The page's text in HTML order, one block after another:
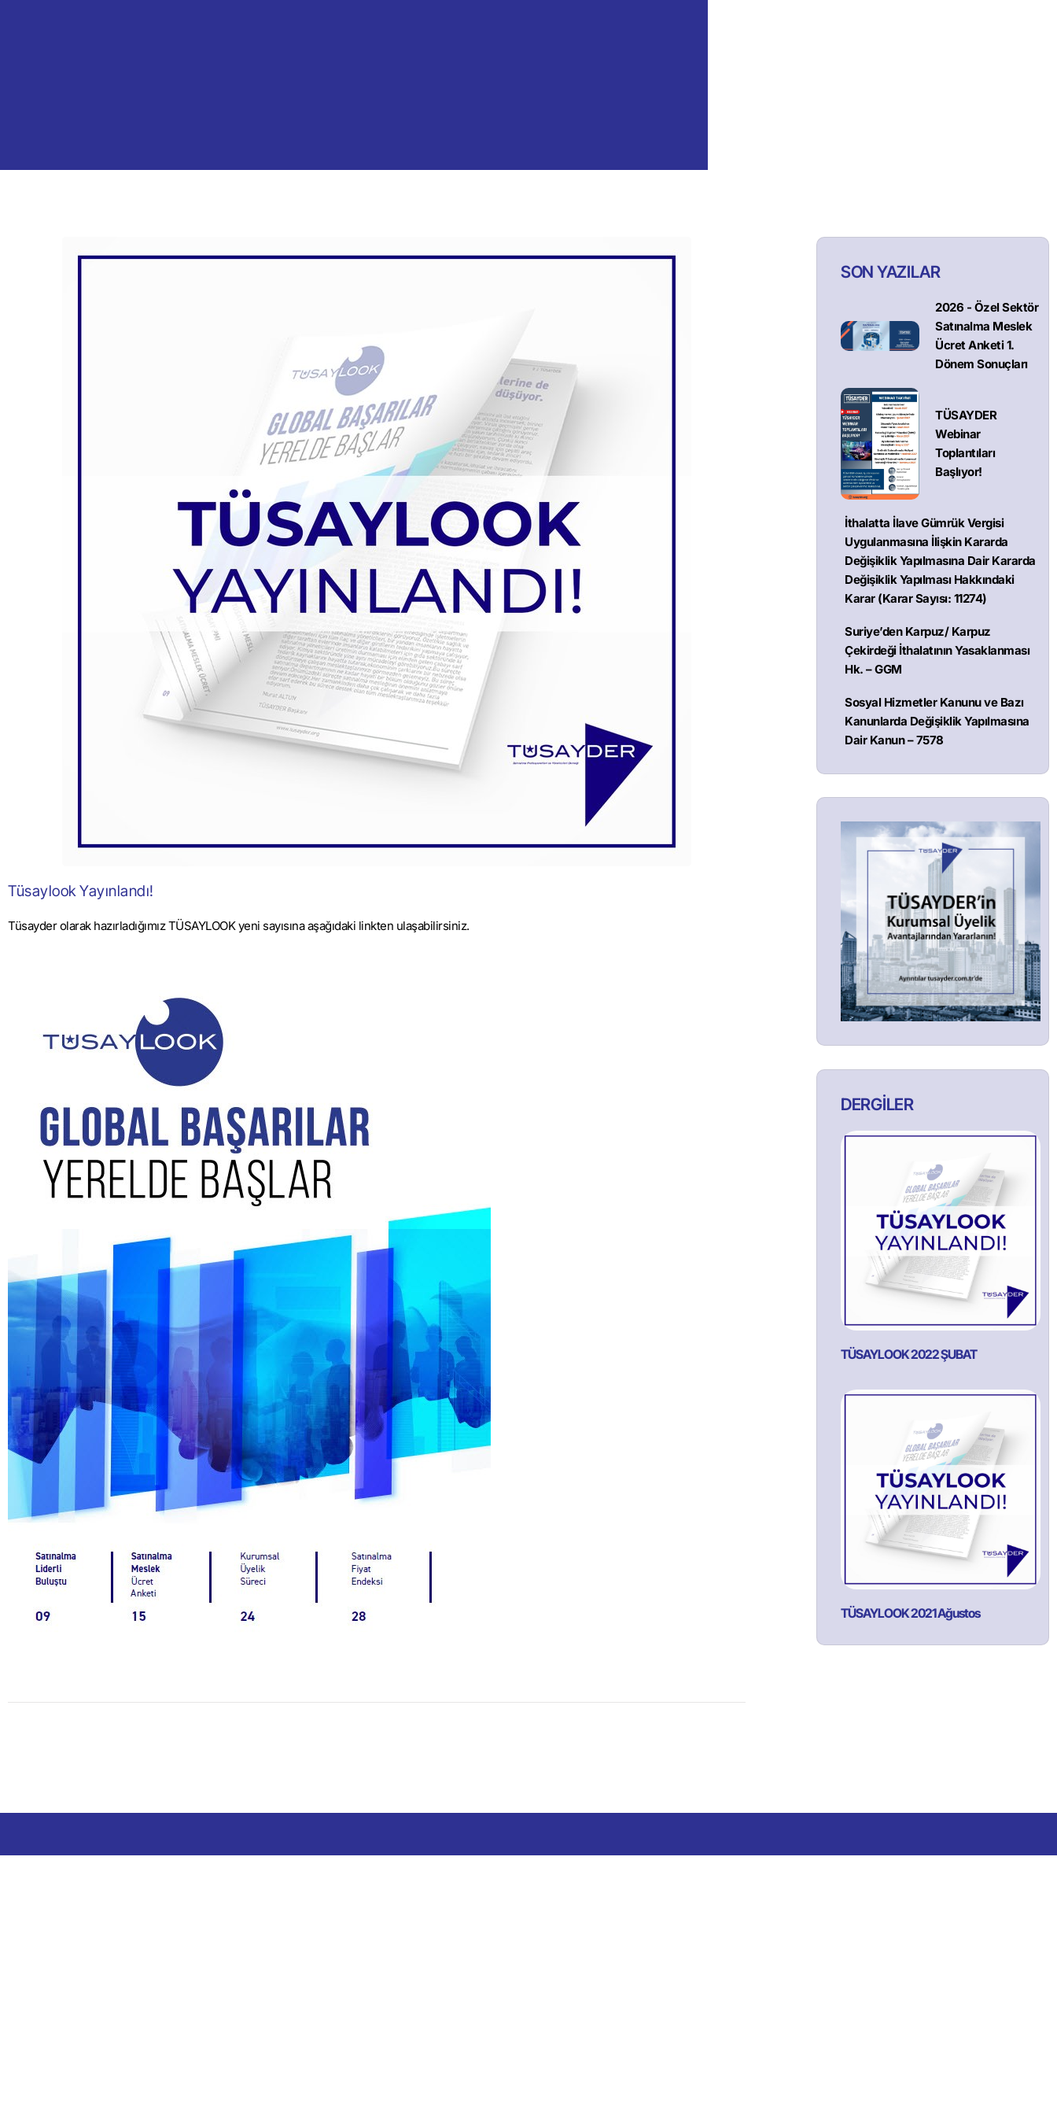
Tüsaylook Yayınlandı!
Tüsayder olarak hazırladığımız TÜSAYLOOK yeni sayısına aşağıdaki linkten ulaşabilirsiniz.
SON YAZILAR
2026 - Özel Sektör
Satınalma Meslek
Ücret Anketi 1.
Dönem Sonuçları
TÜSAYDER
Webinar
Toplantıları
Başlıyor!
İthalatta İlave Gümrük Vergisi
Uygulanmasına İlişkin Kararda
Değişiklik Yapılmasına Dair Kararda
Değişiklik Yapılması Hakkındaki
Karar (Karar Sayısı: 11274)
Suriye’den Karpuz/ Karpuz
Çekirdeği İthalatının Yasaklanması
Hk. – GGM
Sosyal Hizmetler Kanunu ve Bazı
Kanunlarda Değişiklik Yapılmasına
Dair Kanun – 7578
DERGİLER
TÜSAYLOOK 2022 ŞUBAT
TÜSAYLOOK 2021 Ağustos